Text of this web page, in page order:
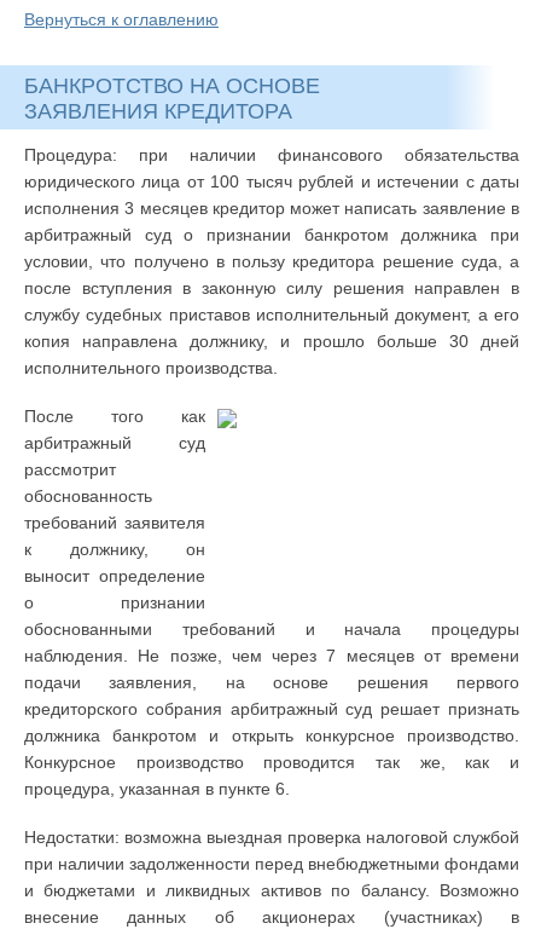
Вернуться к оглавлению
БАНКРОТСТВО НА ОСНОВЕ
ЗАЯВЛЕНИЯ КРЕДИТОРА
Процедура: при наличии финансового обязательства
юридического лица от 100 тысяч рублей и истечении с даты
исполнения 3 месяцев кредитор может написать заявление в
арбитражный суд о признании банкротом должника при
условии, что получено в пользу кредитора решение суда, а
после вступления в законную силу решения направлен в
службу судебных приставов исполнительный документ, а его
копия направлена должнику, и прошло больше 30 дней
исполнительного производства.
После того как
арбитражный суд
рассмотрит
обоснованность
требований заявителя
к должнику, он
выносит определение
о признании
обоснованными требований и начала процедуры
наблюдения. Не позже, чем через 7 месяцев от времени
подачи заявления, на основе решения первого
кредиторского собрания арбитражный суд решает признать
должника банкротом и открыть конкурсное производство.
Конкурсное производство проводится так же, как и
процедура, указанная в пункте 6.
Недостатки: возможна выездная проверка налоговой службой
при наличии задолженности перед внебюджетными фондами
и бюджетами и ликвидных активов по балансу. Возможно
внесение данных об акционерах (участниках) в